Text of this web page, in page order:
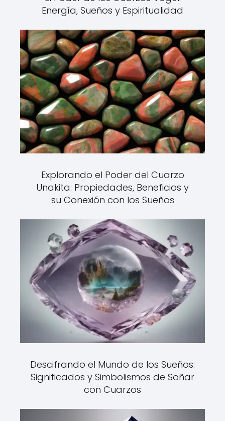
Energía, Sueños y Espiritualidad
Explorando el Poder del Cuarzo
Unakita: Propiedades, Beneficios y
su Conexión con los Sueños
Descifrando el Mundo de los Sueños:
Significados y Simbolismos de Soñar
con Cuarzos